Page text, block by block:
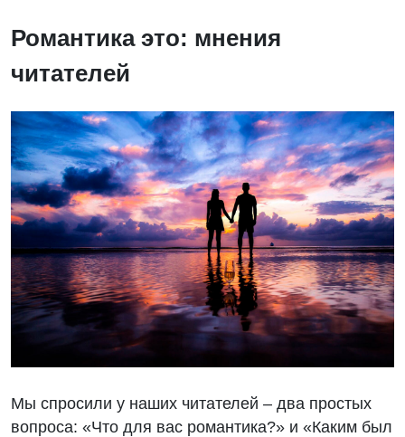
Романтика это: мнения
читателей
Мы спросили у наших читателей – два простых
вопроса: «Что для вас романтика?» и «Каким был